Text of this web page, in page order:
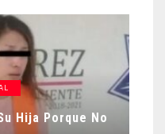
Hija Porque No